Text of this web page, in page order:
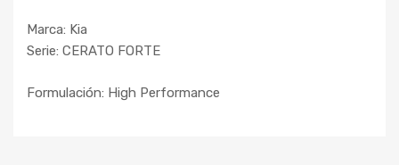
Marca: Kia
Serie: CERATO FORTE
Formulación: High Performance